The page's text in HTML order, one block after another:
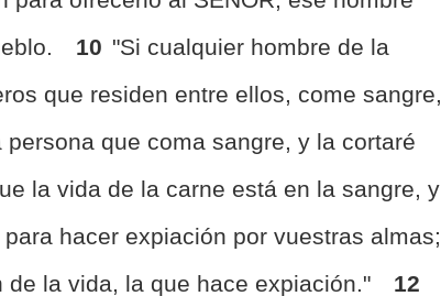
10 "Si cualquier hombre de la
que residen entre ellos, come sangre,
que coma sangre, y la cortaré
la vida de la carne está en la sangre, y
hacer expiación por vuestras almas;
la vida, la que hace expiación."
12